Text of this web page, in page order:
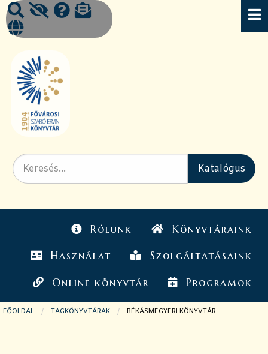
Rólunk Könyvtáraink
Használat Szolgáltatásaink
Online könyvtár Programok
FŐOLDAL TAGKÖNYVTÁRAK JELENLEGI OLDAL:
BÉKÁSMEGYERI KÖNYVTÁR